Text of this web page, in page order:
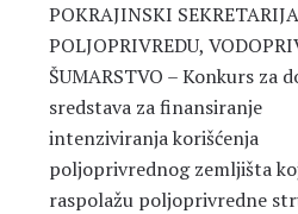
POKRAJINSKI
POLJOPRIVREDU,
ŠUMARSTVO – Konkurs za
sredstava za finansiranje
intenziviranja korišćenja
poljoprivrednog zemljišta
raspolažu poljoprivredne